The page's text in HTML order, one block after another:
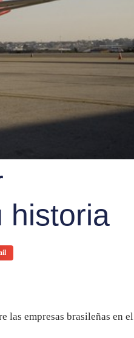
historia
las empresas brasileñas en el